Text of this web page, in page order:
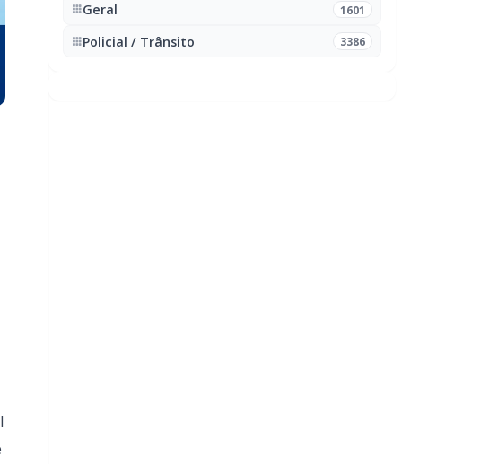
Geral 1601
Policial / Trânsito 3386